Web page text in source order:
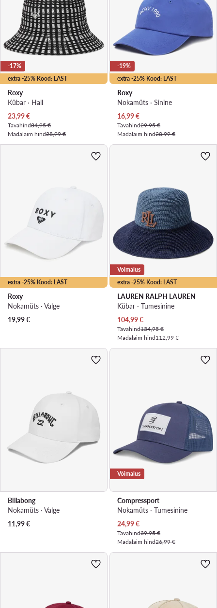
extra -25% Kood: LAST
-17%
Roxy
Kübar · Hall
Praegune hind
23,99€
Tavahind34,95 €
Madalaim hind28,99 €
extra -25% Kood: LAST
-19%
Roxy
Nokamüts · Sinine
Praegune hind
16,99€
Tavahind29,95 €
Madalaim hind20,99 €
extra -25% Kood: LAST
Roxy
Nokamüts · Valge
19,99€
extra -25% Kood: LAST
Võimalus
LAUREN RALPH LAUREN
Kübar · Tumesinine
Praegune hind
104,99€
Tavahind134,95 €
Madalaim hind112,99 €
Billabong
Nokamüts · Valge
11,99€
Võimalus
Compressport
Nokamüts · Tumesinine
Praegune hind
24,99€
Tavahind39,95 €
Madalaim hind26,99 €